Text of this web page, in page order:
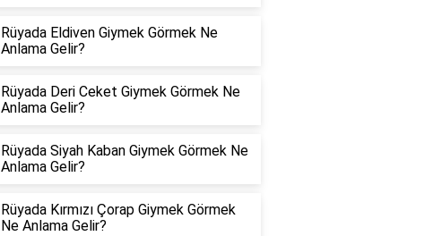
Rüyada Eldiven Giymek Görmek Ne
Anlama Gelir?
Rüyada Deri Ceket Giymek Görmek Ne
Anlama Gelir?
Rüyada Siyah Kaban Giymek Görmek Ne
Anlama Gelir?
Rüyada Kırmızı Çorap Giymek Görmek
Ne Anlama Gelir?